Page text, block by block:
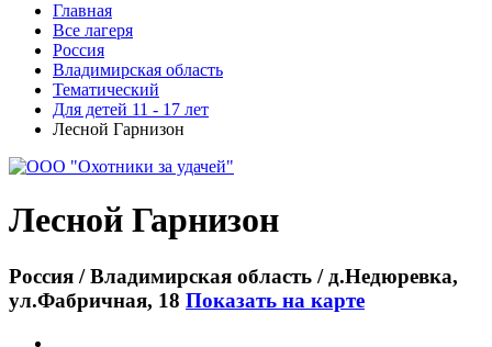
Главная
Все лагеря
Россия
Владимирская область
Тематический
Для детей 11 - 17 лет
Лесной Гарнизон
Лесной Гарнизон
Россия / Владимирская область / д.Недюревка,
ул.Фабричная, 18 Показать на карте